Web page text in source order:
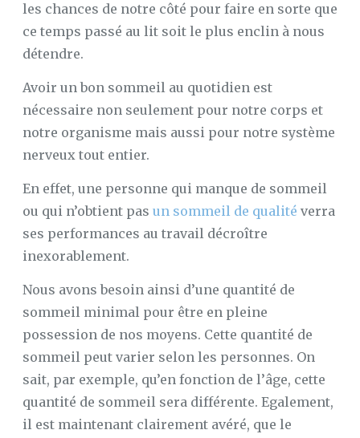
les chances de notre côté pour faire en sorte que
ce temps passé au lit soit le plus enclin à nous
détendre.
Avoir un bon sommeil au quotidien est
nécessaire non seulement pour notre corps et
notre organisme mais aussi pour notre système
nerveux tout entier.
En effet, une personne qui manque de sommeil
ou qui n’obtient pas un sommeil de qualité verra
ses performances au travail décroître
inexorablement.
Nous avons besoin ainsi d’une quantité de
sommeil minimal pour être en pleine
possession de nos moyens. Cette quantité de
sommeil peut varier selon les personnes. On
sait, par exemple, qu’en fonction de l’âge, cette
quantité de sommeil sera différente. Egalement,
il est maintenant clairement avéré, que le